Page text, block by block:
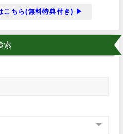
こちら(無料特典付き) ▶
索